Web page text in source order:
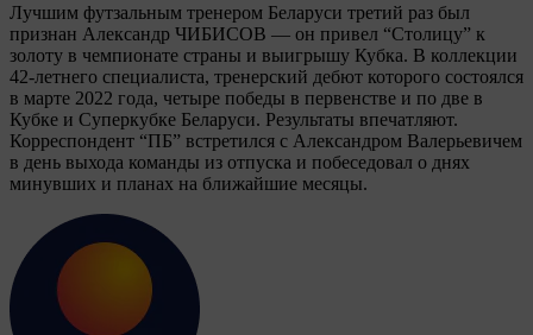
Лучшим футзальным тренером Беларуси третий раз был
признан Александр ЧИБИСОВ — он привел “Столицу” к
золоту в чемпионате страны и выигрышу Кубка. В коллекции
42-летнего специалиста, тренерский дебют которого состоялся
в марте 2022 года, четыре победы в первенстве и по две в
Кубке и Суперкубке Беларуси. Результаты впечатляют.
Корреспондент “ПБ” встретился с Александром Валерьевичем
в день выхода команды из отпуска и побеседовал о днях
минувших и планах на ближайшие месяцы.